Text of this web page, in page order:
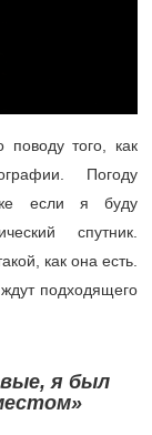
того, как
Погоду
если я буду
спутник.
как она есть.
подходящего
я был